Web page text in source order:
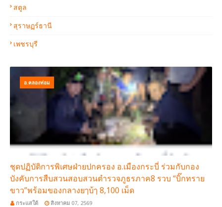
สตูล
สุราษฏร์ธานี
เพชรบุรี
อ.คลองท่อม
ชุดปฏิบัติการพิเศษฝ่ายปกครอง อ.เมืองกระบี่ ร่วมกับกอง
บังคับการสืบสวนสอบสวนตำรวจภูธรภาค8 รวบ “บิ๊กทราย
ขาว”พร้อมของกลางยๅบ้ๅ 8,100 เม็ด
กระแสใต้ สิงหาคม 07, 2569